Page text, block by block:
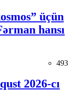
üçün
hansı
493
2026-cı